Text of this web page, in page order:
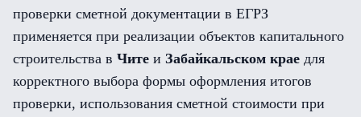
проверки сметной документации в ЕГРЗ
применяется при реализации объектов капитального
строительства в Чите и Забайкальском крае для
корректного выбора формы оформления итогов
проверки, использования сметной стоимости при